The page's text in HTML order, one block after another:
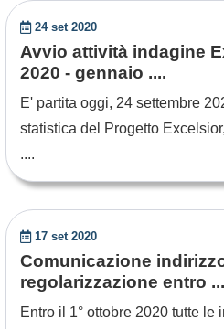
24 set 2020
Avvio attività indagine
2020 - gennaio ....
E' partita oggi, 24 settembre
statistica del Progetto
....
17 set 2020
Comunicazione
regolarizzazione entro
Entro il 1° ottobre 2020 tutte le